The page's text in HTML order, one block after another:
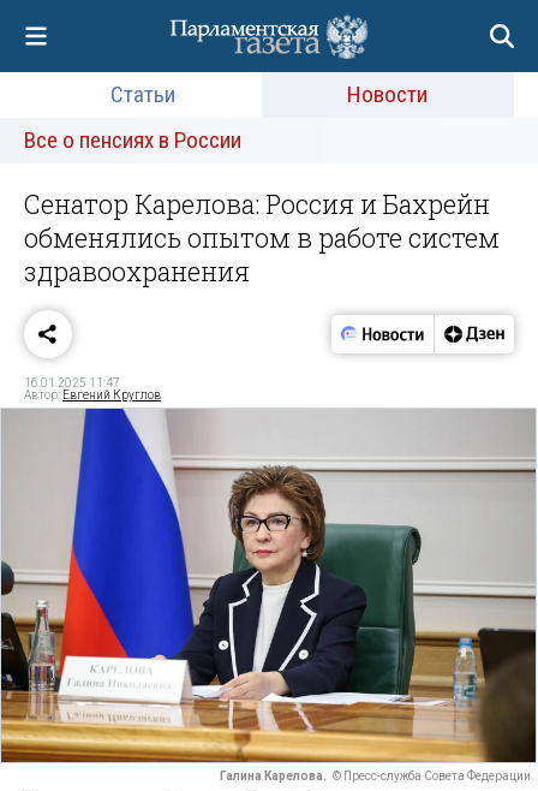
Статьи
Новости
Все о пенсиях в России
Сенатор Карелова: Россия и Бахрейн
обменялись опытом в работе систем
здравоохранения
16.01.2025 11:47
Автор: Евгений Круглов
Галина Карелова. © Пресс-служба Совета Федерации